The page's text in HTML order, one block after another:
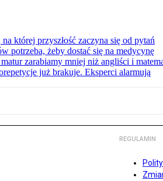
której przyszłość zaczyna się od pytań
potrzeba, żeby dostać się na medycynę
zarabiamy mniej niż angliści i
już brakuje. Eksperci alarmują
REGULAMIN